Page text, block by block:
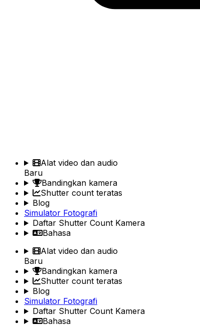
Alat video dan audio
Baru
Bandingkan kamera
Shutter count teratas
Blog
Simulator Fotografi
Daftar Shutter Count Kamera
Bahasa
Alat video dan audio
Baru
Bandingkan kamera
Shutter count teratas
Blog
Simulator Fotografi
Daftar Shutter Count Kamera
Bahasa